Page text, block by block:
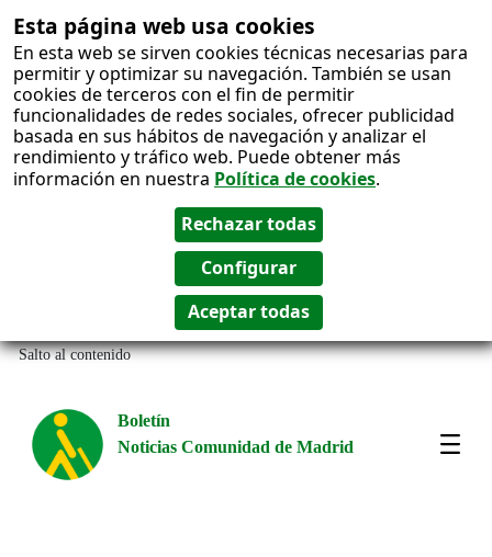
Esta página web usa cookies
En esta web se sirven cookies técnicas necesarias para
permitir y optimizar su navegación. También se usan
cookies de terceros con el fin de permitir
funcionalidades de redes sociales, ofrecer publicidad
basada en sus hábitos de navegación y analizar el
rendimiento y tráfico web. Puede obtener más
información en nuestra Política de cookies.
Salto al contenido
Boletín
Noticias Comunidad de Madrid